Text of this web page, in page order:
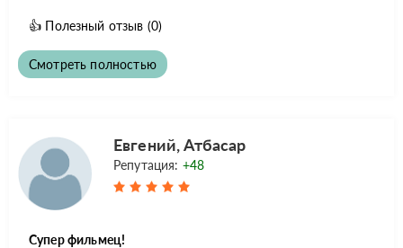
👍 Полезный отзыв (0)
Смотреть полностью
Евгений, Атбасар
Репутация: +48
Супер фильмец!